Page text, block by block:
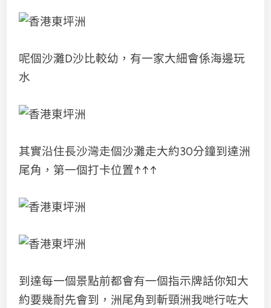
呢個沙灘D沙比較幼，有一家大細會係海邊玩
水
其實沿住長沙灣走個沙灘走大約30分鐘到達洲
尾角，第一個打卡位置↑↑↑
到達每一個景點前都會有一個指示牌話你知大
約要幾耐先會到，洲尾角到斬頸洲我哋行咗大